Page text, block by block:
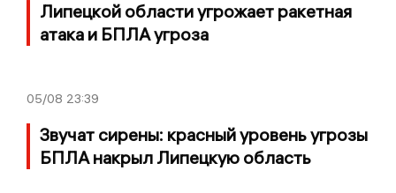
Липецкой области угрожает ракетная
атака и БПЛА угроза
05/08 23:39
Звучат сирены: красный уровень угрозы
БПЛА накрыл Липецкую область